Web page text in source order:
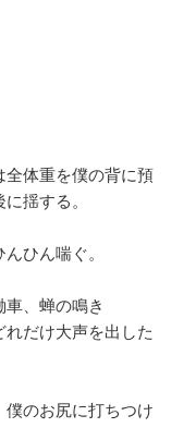
体重を僕の背に預
揺する。
ひん喘ぐ。
、蝉の鳴き
だけ大声を出した
のお尻に打ちつけ